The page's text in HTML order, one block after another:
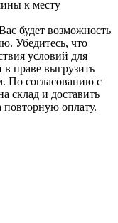
к месту
будет возможность
Убедитесь, что
условий для
в праве выгрузить
По согласованию с
склад и доставить
повторную оплату.